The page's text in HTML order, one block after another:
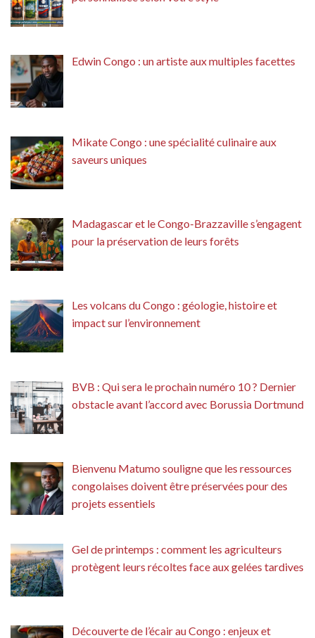
Edwin Congo : un artiste aux multiples facettes
Mikate Congo : une spécialité culinaire aux
saveurs uniques
Madagascar et le Congo-Brazzaville s’engagent
pour la préservation de leurs forêts
Les volcans du Congo : géologie, histoire et
impact sur l’environnement
BVB : Qui sera le prochain numéro 10 ? Dernier
obstacle avant l’accord avec Borussia Dortmund
Bienvenu Matumo souligne que les ressources
congolaises doivent être préservées pour des
projets essentiels
Gel de printemps : comment les agriculteurs
protègent leurs récoltes face aux gelées tardives
Découverte de l’écair au Congo : enjeux et